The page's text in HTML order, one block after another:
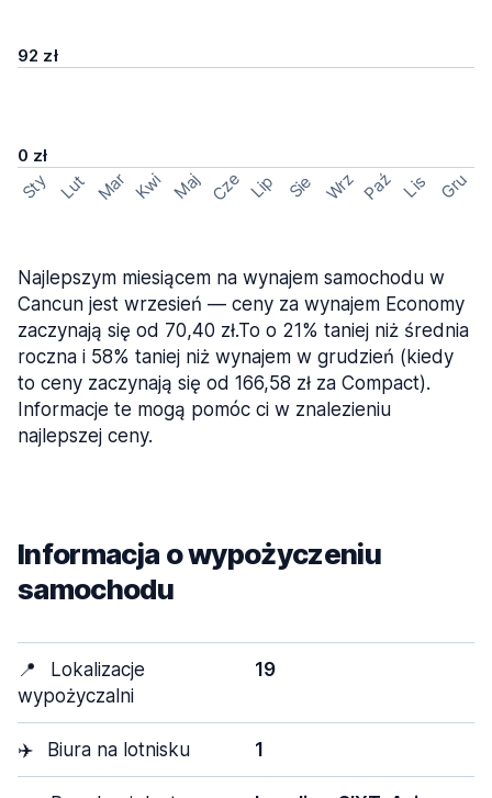
92 zł
0 zł
Sty Lut Mar Kwi Maj Cze Lip Sie Wrz Paź Lis Gru
Najlepszym miesiącem na wynajem samochodu w
Cancun jest wrzesień — ceny za wynajem Economy
zaczynają się od 70,40 zł.To o 21% taniej niż średnia
roczna i 58% taniej niż wynajem w grudzień (kiedy
to ceny zaczynają się od 166,58 zł za Compact).
Informacje te mogą pomóc ci w znalezieniu
najlepszej ceny.
Informacja o wypożyczeniu
samochodu
📍
Lokalizacje
wypożyczalni
19
✈️ Biura na lotnisku 1